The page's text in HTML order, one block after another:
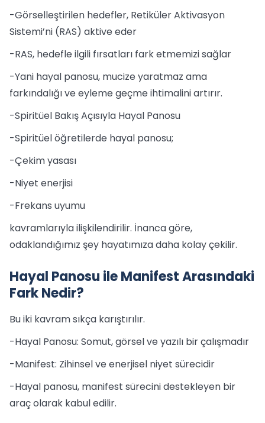
-Görselleştirilen hedefler, Retiküler Aktivasyon
Sistemi’ni (RAS) aktive eder
-RAS, hedefle ilgili fırsatları fark etmemizi sağlar
-Yani hayal panosu, mucize yaratmaz ama
farkındalığı ve eyleme geçme ihtimalini artırır.
-Spiritüel Bakış Açısıyla Hayal Panosu
-Spiritüel öğretilerde hayal panosu;
-Çekim yasası
-Niyet enerjisi
-Frekans uyumu
kavramlarıyla ilişkilendirilir. İnanca göre,
odaklandığımız şey hayatımıza daha kolay çekilir.
Hayal Panosu ile Manifest Arasındaki
Fark Nedir?
Bu iki kavram sıkça karıştırılır.
-Hayal Panosu: Somut, görsel ve yazılı bir çalışmadır
-Manifest: Zihinsel ve enerjisel niyet sürecidir
-Hayal panosu, manifest sürecini destekleyen bir
araç olarak kabul edilir.